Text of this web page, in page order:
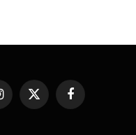
فيسبوك
X